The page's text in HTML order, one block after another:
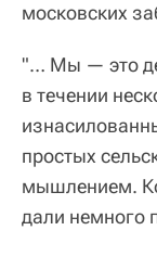
московских
​"… Мы — это
в течении
простых
мышлением.
дали немного